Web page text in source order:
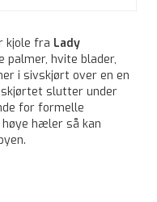
kjole fra Lady
palmer, hvite blader,
i sivskjørt over en en
slutter under
for formelle
høye hæler så kan